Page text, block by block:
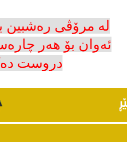
لە مرۆڤی رەشبین
ئەوان بۆ هەر
دروست